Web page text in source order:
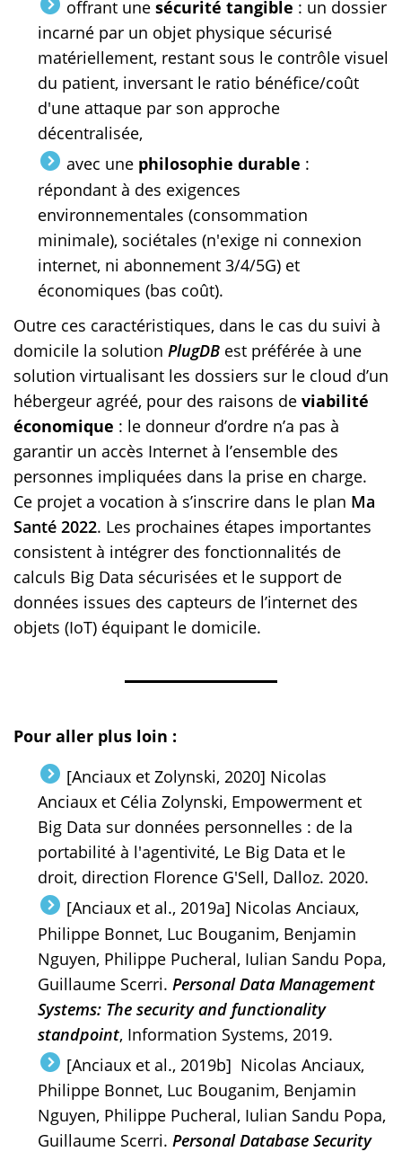
offrant une sécurité tangible : un dossier
incarné par un objet physique sécurisé
matériellement, restant sous le contrôle visuel
du patient, inversant le ratio bénéfice/coût
d'une attaque par son approche
décentralisée,
avec une philosophie durable :
répondant à des exigences
environnementales (consommation
minimale), sociétales (n'exige ni connexion
internet, ni abonnement 3/4/5G) et
économiques (bas coût).
Outre ces caractéristiques, dans le cas du suivi à
domicile la solution PlugDB est préférée à une
solution virtualisant les dossiers sur le cloud d’un
hébergeur agréé, pour des raisons de viabilité
économique : le donneur d’ordre n’a pas à
garantir un accès Internet à l’ensemble des
personnes impliquées dans la prise en charge.
Ce projet a vocation à s’inscrire dans le plan Ma
Santé 2022. Les prochaines étapes importantes
consistent à intégrer des fonctionnalités de
calculs Big Data sécurisées et le support de
données issues des capteurs de l’internet des
objets (IoT) équipant le domicile.
Pour aller plus loin :
[Anciaux et Zolynski, 2020] Nicolas
Anciaux et Célia Zolynski, Empowerment et
Big Data sur données personnelles : de la
portabilité à l'agentivité, Le Big Data et le
droit, direction Florence G'Sell, Dalloz. 2020.
[Anciaux et al., 2019a] Nicolas Anciaux,
Philippe Bonnet, Luc Bouganim, Benjamin
Nguyen, Philippe Pucheral, Iulian Sandu Popa,
Guillaume Scerri. Personal Data Management
Systems: The security and functionality
standpoint, Information Systems, 2019.
[Anciaux et al., 2019b] Nicolas Anciaux,
Philippe Bonnet, Luc Bouganim, Benjamin
Nguyen, Philippe Pucheral, Iulian Sandu Popa,
Guillaume Scerri. Personal Database Security